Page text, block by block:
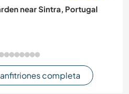
near Sintra, Portugal
completa